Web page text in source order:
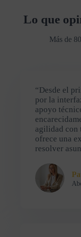
Lo que
Más de
“Desde el
por la
apoyo
agilidad con
ofrece una
resolver